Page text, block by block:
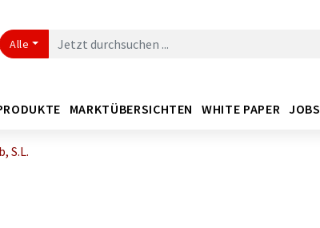
Alle
MARKTÜBERSICHTEN WHITE PAPER JOBS
S.L.